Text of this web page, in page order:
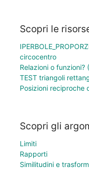
Scopri le
circocentro
Relazioni o funzioni?
TEST triangoli
Posizioni reciproche
Scopri gli
Limiti
Rapporti
Similitudini e